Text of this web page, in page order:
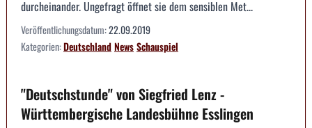
durcheinander. Ungefragt öffnet sie dem sensiblen Met...
Veröffentlichungsdatum:22.09.2019
Kategorien:DeutschlandNewsSchauspiel
"Deutschstunde" von Siegfried Lenz -
Württembergische Landesbühne Esslingen